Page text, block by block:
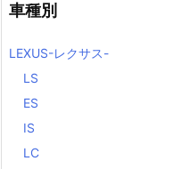
車種別
LEXUS-レクサス-
LS
ES
IS
LC